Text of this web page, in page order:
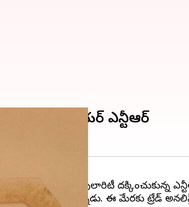
జూనియర్ ఎన్టీఆర్
అత్యంత పాపులారిటీ దక్కించుకున్న
హీరోగా కనిపిస్తున్నాడు. ఈ మేరకు ట్రేడ్